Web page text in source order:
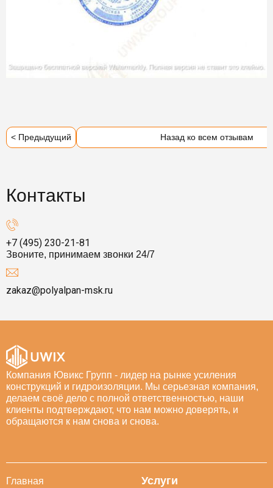
< Предыдущий Назад ко всем отзывам
Контакты
+7 (495) 230-21-81
Звоните, принимаем звонки 24/7
zakaz@polyalpan-msk.ru
Компания Ювикс Групп - лидер на рынке усиления
конструкций и гидроизоляции. Мы серьезная компания,
делаем своё дело с полной ответственностью, наши
клиенты подтверждают, что нам можно доверять, и
обращаются к нам снова и снова.
Главная
Услуги